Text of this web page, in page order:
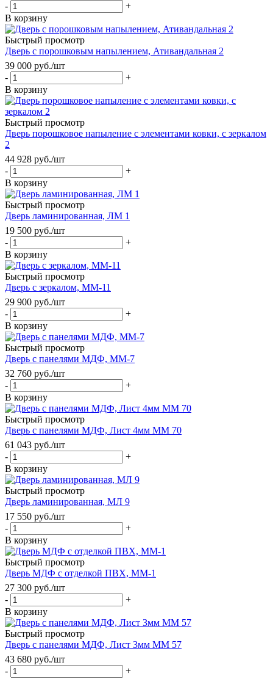
-
+
В корзину
Быстрый просмотр
Дверь с порошковым напылением, Ативандальная 2
39 000 руб./шт
-
+
В корзину
Быстрый просмотр
Дверь порошковое напыление с элементами ковки, с зеркалом
2
44 928 руб./шт
-
+
В корзину
Быстрый просмотр
Дверь ламинированная, ЛМ 1
19 500 руб./шт
-
+
В корзину
Быстрый просмотр
Дверь с зеркалом, ММ-11
29 900 руб./шт
-
+
В корзину
Быстрый просмотр
Дверь с панелями МДФ, ММ-7
32 760 руб./шт
-
+
В корзину
Быстрый просмотр
Дверь с панелями МДФ, Лист 4мм ММ 70
61 043 руб./шт
-
+
В корзину
Быстрый просмотр
Дверь ламинированная, МЛ 9
17 550 руб./шт
-
+
В корзину
Быстрый просмотр
Дверь МДФ с отделкой ПВХ, ММ-1
27 300 руб./шт
-
+
В корзину
Быстрый просмотр
Дверь с панелями МДФ, Лист 3мм ММ 57
43 680 руб./шт
-
+